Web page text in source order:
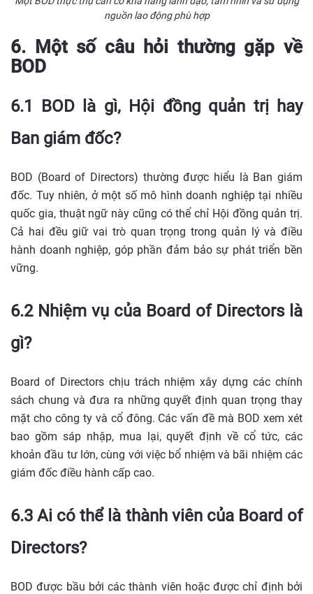
nguồn lao động phù hợp
6. Một số câu hỏi thường gặp về
BOD
6.1 BOD là gì, Hội đồng quản trị hay
Ban giám đốc?
BOD (Board of Directors) thường được hiểu là Ban giám
đốc. Tuy nhiên, ở một số mô hình doanh nghiệp tại nhiều
quốc gia, thuật ngữ này cũng có thể chỉ Hội đồng quản trị.
Cả hai đều giữ vai trò quan trọng trong quản lý và điều
hành doanh nghiệp, góp phần đảm bảo sự phát triển bền
vững.
6.2 Nhiệm vụ của Board of Directors là
gì?
Board of Directors chịu trách nhiệm xây dựng các chính
sách chung và đưa ra những quyết định quan trọng thay
mặt cho công ty và cổ đông. Các vấn đề mà BOD xem xét
bao gồm sáp nhập, mua lại, quyết định về cổ tức, các
khoản đầu tư lớn, cùng với việc bổ nhiệm và bãi nhiệm các
giám đốc điều hành cấp cao.
6.3 Ai có thể là thành viên của Board of
Directors?
BOD được bầu bởi các thành viên hoặc được chỉ định bởi